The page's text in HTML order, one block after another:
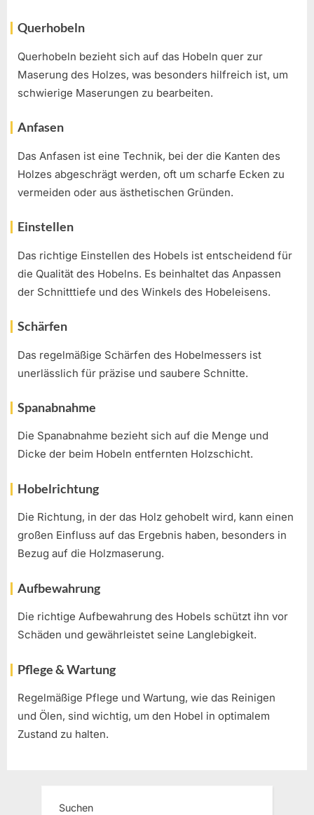
Querhobeln
Querhobeln bezieht sich auf das Hobeln quer zur
Maserung des Holzes, was besonders hilfreich ist, um
schwierige Maserungen zu bearbeiten.
Anfasen
Das Anfasen ist eine Technik, bei der die Kanten des
Holzes abgeschrägt werden, oft um scharfe Ecken zu
vermeiden oder aus ästhetischen Gründen.
Einstellen
Das richtige Einstellen des Hobels ist entscheidend für
die Qualität des Hobelns. Es beinhaltet das Anpassen
der Schnitttiefe und des Winkels des Hobeleisens.
Schärfen
Das regelmäßige Schärfen des Hobelmessers ist
unerlässlich für präzise und saubere Schnitte.
Spanabnahme
Die Spanabnahme bezieht sich auf die Menge und
Dicke der beim Hobeln entfernten Holzschicht.
Hobelrichtung
Die Richtung, in der das Holz gehobelt wird, kann einen
großen Einfluss auf das Ergebnis haben, besonders in
Bezug auf die Holzmaserung.
Aufbewahrung
Die richtige Aufbewahrung des Hobels schützt ihn vor
Schäden und gewährleistet seine Langlebigkeit.
Pflege & Wartung
Regelmäßige Pflege und Wartung, wie das Reinigen
und Ölen, sind wichtig, um den Hobel in optimalem
Zustand zu halten.
Suchen